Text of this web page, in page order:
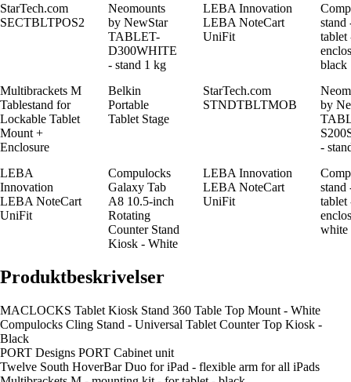
StarTech.com
SECTBLTPOS2
Neomounts
by NewStar
TABLET-
D300WHITE
- stand 1 kg
LEBA Innovation
LEBA NoteCart
UniFit
stand
tablet
black
Multibrackets M
Tablestand for
Lockable Tablet
Mount +
Enclosure
Belkin
Portable
Tablet Stage
StarTech.com
STNDTBLTMOB
by
-
LEBA
Innovation
LEBA NoteCart
UniFit
Compulocks
Galaxy Tab
A8 10.5-inch
Rotating
Counter Stand
Kiosk - White
LEBA Innovation
LEBA NoteCart
UniFit
stand
tablet
white
Produktbeskrivelser
MACLOCKS Tablet Kiosk Stand 360 Table Top Mount - White
Compulocks Cling Stand - Universal Tablet Counter Top Kiosk -
Black
PORT Designs PORT Cabinet unit
Twelve South HoverBar Duo for iPad - flexible arm for all iPads